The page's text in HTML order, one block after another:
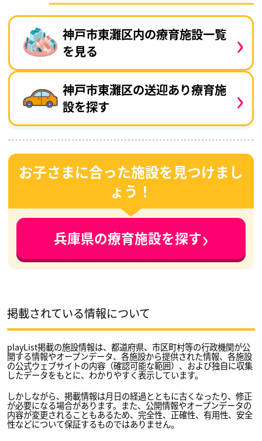
神戸市東灘区内の療育施設一覧
を見る
›
神戸市東灘区の送迎あり療育施
設を探す
›
お子さまに合った施設を見つけまし
ょう！
兵庫県の療育施設を探す›
掲載されている情報について
playList掲載の施設情報は、都道府県、市区町村等の行政機関が公
開する情報やオープンデータ、各施設から提供された情報、各施設
の公式ウェブサイトの内容（確認可能な範囲）、および独自に収集
したデータをもとに、わかりやすく表示しています。
しかしながら、掲載情報は月日の経過とともに古くなったり、修正
が必要になる場合があります。また、公開情報やオープンデータの
内容が変更されることもあるため、完全性、正確性、有用性、安全
性などについて保証するものではありません。